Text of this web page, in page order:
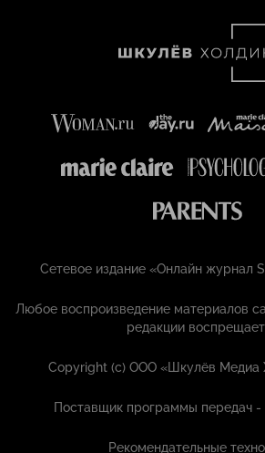
Сетевое издание «Онлайн журнал
Любое воспроизведение материалов
редакции
Copyright (с) ООО «Шкулёв Медиа
Поставщик программы передач -
Рекомендательные